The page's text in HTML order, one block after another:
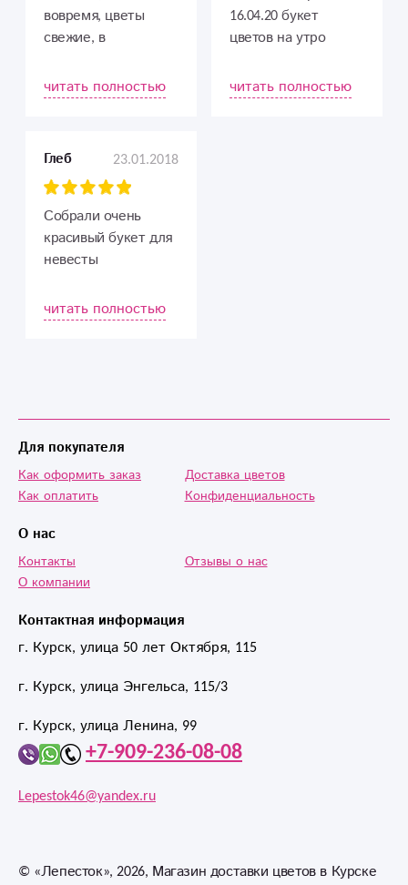
вовремя, цветы
свежие, в
обращаться
читать полностью
16.04.20 букет
цветов на утро
как у супруги день
рождения, привезли
читать полностью
Глеб 23.01.2018
Собрали очень
красивый букет для
невесты
читать полностью
Контактная информация
г. Курск, улица 50 лет Октября, 115
г. Курск, улица Энгельса, 115/3
г. Курск, улица Ленина, 99
+7-909-236-08-08
Lepestok46@yandex.ru
Для покупателя
Как оформить заказ
Как оплатить
Доставка цветов
Конфиденциальность
О нас
Контакты
О компании
Отзывы о нас
© «Лепесток», 2026, Магазин доставки цветов в Курске